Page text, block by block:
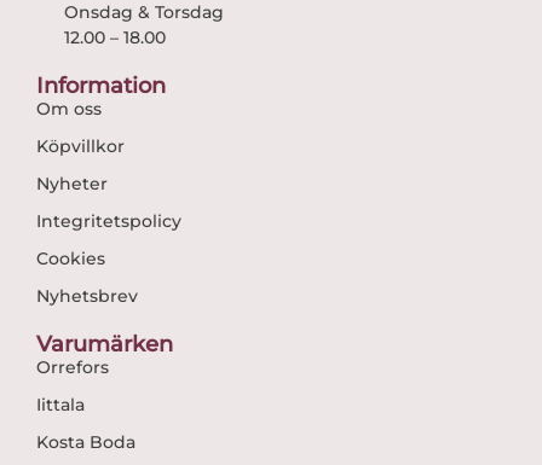
Onsdag & Torsdag
12.00 – 18.00
Information
Om oss
Köpvillkor
Nyheter
Integritetspolicy
Cookies
Nyhetsbrev
Varumärken
Orrefors
Iittala
Kosta Boda